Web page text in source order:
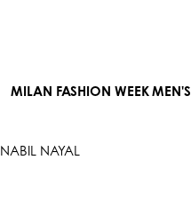
MILAN FASHION WEEK MEN'S
NABIL NAYAL